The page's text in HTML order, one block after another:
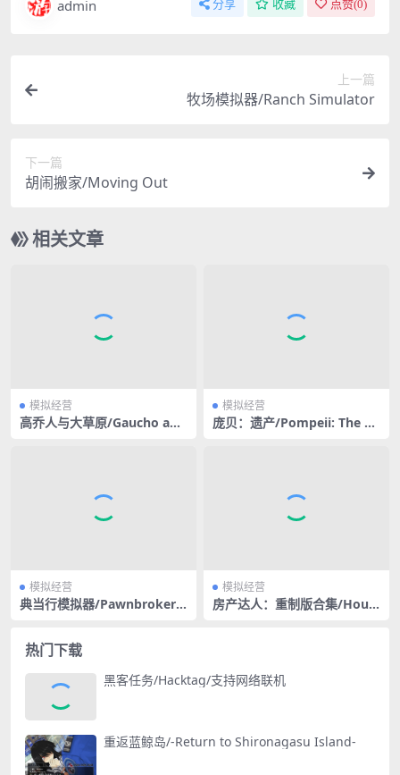
admin 分享 收藏 点赞(0)
上一篇
牧场模拟器/Ranch Simulator
下一篇
胡闹搬家/Moving Out
相关文章
模拟经营
高乔人与大草原/Gaucho and
模拟经营
庞贝：遗产/Pompeii: The Le
模拟经营
典当行模拟器/Pawnbroker S
模拟经营
房产达人：重制版合集/Hous
热门下载
黑客任务/Hacktag/支持网络联机
重返蓝鲸岛/-Return to Shironagasu Island-